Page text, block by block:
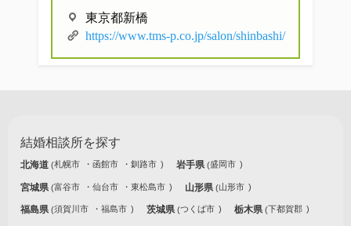
東京都新橋
https://www.tms-p.co.jp/salon/shinbashi/
結婚相談所を探す
北海道 札幌市 函館市 釧路市 岩手県 盛岡市
宮城県 富谷市 仙台市 東松島市 山形県 山形市
福島県 須賀川市 福島市 茨城県 つくば市 栃木県 下都賀郡